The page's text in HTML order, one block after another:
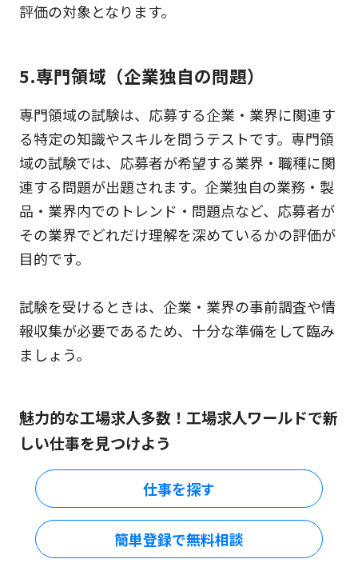
評価の対象となります。
5.専門領域（企業独自の問題）
専門領域の試験は、応募する企業・業界に関連す
る特定の知識やスキルを問うテストです。専門領
域の試験では、応募者が希望する業界・職種に関
連する問題が出題されます。企業独自の業務・製
品・業界内でのトレンド・問題点など、応募者が
その業界でどれだけ理解を深めているかの評価が
目的です。
試験を受けるときは、企業・業界の事前調査や情
報収集が必要であるため、十分な準備をして臨み
ましょう。
魅力的な工場求人多数！工場求人ワールドで新
しい仕事を見つけよう
仕事を探す
簡単登録で無料相談